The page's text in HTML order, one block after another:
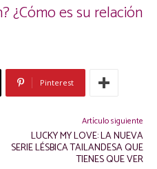
¿Cómo es su relación
Pinterest
Artículo siguiente
LUCKY MY LOVE: LA NUEVA
SERIE LÉSBICA TAILANDESA QUE
TIENES QUE VER